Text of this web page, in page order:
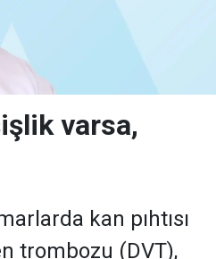
varsa,
kan pıhtısı
trombozu (DVT),